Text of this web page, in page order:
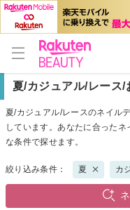
夏/カジュアル/レース
夏/カジュアル/レースのネイル
しています。あなたに合った
な条件で探せます。
絞り込み条件： 夏 カ